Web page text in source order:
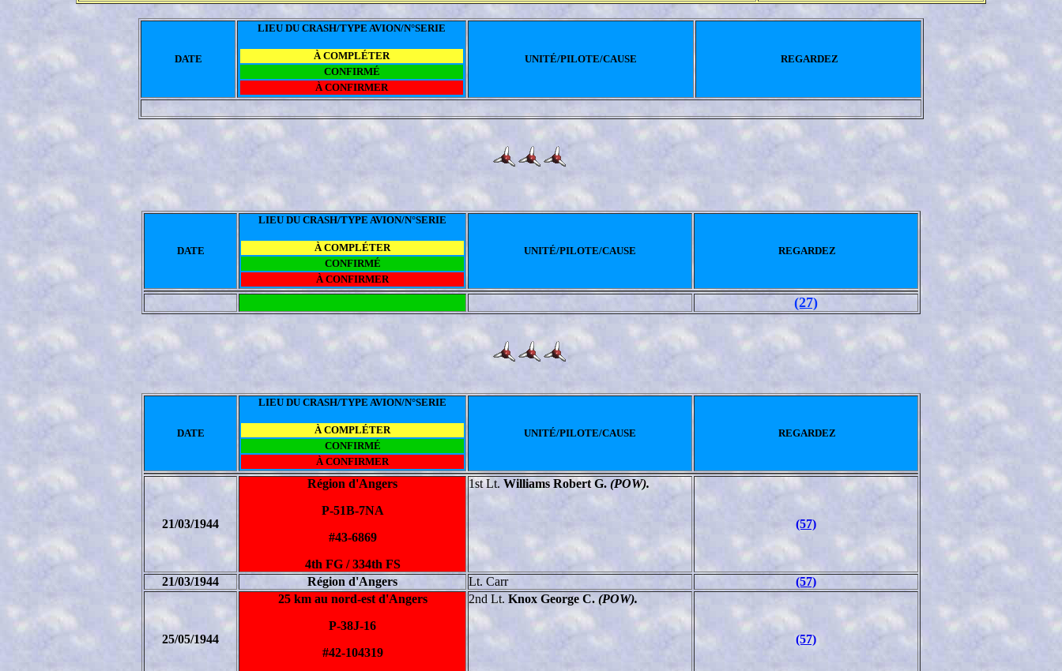
DATE
LIEU DU CRASH/TYPE AVION/N°SERIE
À COMPLÉTER
CONFIRMÉ
À CONFIRMER
UNITÉ/PILOTE/CAUSE REGARDEZ
DATE
LIEU DU CRASH/TYPE AVION/N°SERIE
À COMPLÉTER
CONFIRMÉ
À CONFIRMER
UNITÉ/PILOTE/CAUSE REGARDEZ
(27)
DATE
LIEU DU CRASH/TYPE AVION/N°SERIE
À COMPLÉTER
CONFIRMÉ
À CONFIRMER
UNITÉ/PILOTE/CAUSE REGARDEZ
21/03/1944
Région d'Angers
P-51B-7NA
#43-6869
4th FG / 334th FS
1st Lt. Williams Robert G. (POW).
(57)
21/03/1944 Région d'Angers Lt. Carr (57)
25/05/1944
25 km au nord-est d'Angers
P-38J-16
#42-104319
2nd Lt. Knox George C. (POW).
(57)